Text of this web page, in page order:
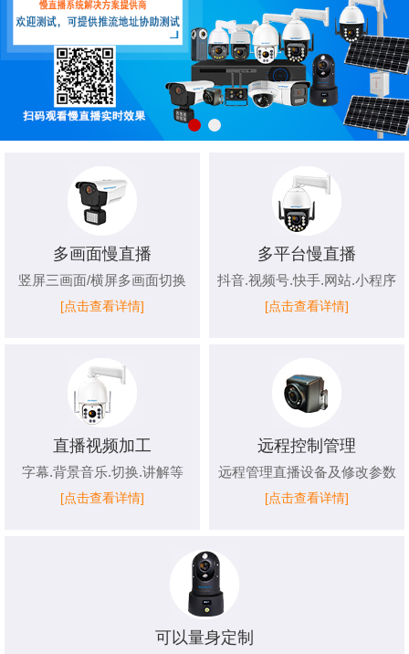
多画面慢直播
竖屏三画面/横屏多画面切换
[点击查看详情]
多平台慢直播
抖音.视频号.快手.网站.小程序
[点击查看详情]
直播视频加工
字幕.背景音乐.切换.讲解等
[点击查看详情]
远程控制管理
远程管理直播设备及修改参数
[点击查看详情]
可以量身定制